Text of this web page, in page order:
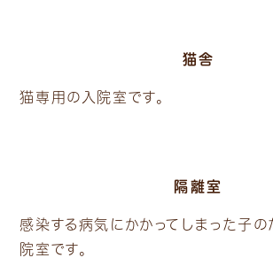
猫舎
猫専用の入院室です。
隔離室
感染する病気にかかってしまった子の
院室です。